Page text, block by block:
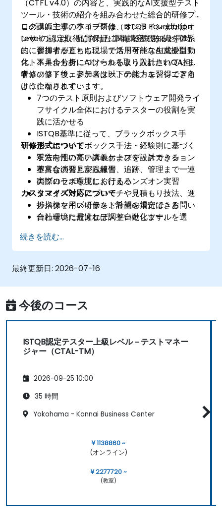
体系的なテスト設計手法によりテストカバレ
ッジを向上させる
ISTQB CTAL-TA認定試験に向けた準備の実施
（CTFL v4.0）の内容と、実践的なAI支援型テスト
ツール・技術の紹介を組み合わせた総合的研修プ
ログラムです。本コースは、ISTQB Foundation
Levelの認定取得に向けた準備講座であると同時
に、参加者が直ちに現場で活用可能なAI支援型テ
ストスキルも身につけられるよう設計されていま
す。
この講師主導のライブ研修（オンラインまたはオ
ンサイト）は、品質保証に関する基礎知識を体系
的に習得するとともに、テストケース生成や自動
化、不具合分析にAIツールを取り入れたいQA担当
者、ソフトウェアテスター、テストエンジニア向
けに企画されています。
研修の修了後、参加者は以下の能力を習得できる
ようになります：
7つのテスト原則およびソフトウェア開発ライ
フサイクル全体におけるテスターの役割を実
践に活かせる
ISTQB基準に従って、ブラックボックス手
法・ホワイトボックス手法・経験則に基づく
手法を用いてテストケースを設計できる
不具合の発見から報告、追跡、管理まで一連
のプロセスを正しく行える
リスクベースアプローチや見積もり技法、進
捗指標を用いてテスト計画を策定できる
自社環境に最適なテスト自動化ツールを選
生成型AIおよびLLMを活用して要件文書からテ
ストケースを作成・レビュー・改善できる
AI搭載ツールを用いて自己修正機能付き自動
える
ISTQB Foundation Level試験の構成を理解
し、模擬問題に自信を持って解答できる
研修形式について
双方向性の高い講義およびディスカッション
豊富な演習と実践練習
実際のラボ環境におけるハンズオン実習
カスタマイズ対応について
カスタマイズ研修をご希望の場合は、お問い
合わせいただければ調整いたします。
続きを読む...
最終更新日: 2026-07-16
今後のコース
ISTQB認定テスター上級レベル－テストマネー
ジャー（CTAL-TM）
2026-09-25 10:00
35 時間
Yokohama - Kannai Business Center
¥ 1138860 ~
(オンライン)
¥ 2277720 ~
(教室)